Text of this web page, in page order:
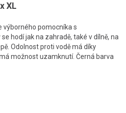
XL
pomocníka s
hodí jak na zahradě, také v dílně, na
Odolnost proti vodě má díky
možnost uzamknutí. Černá barva